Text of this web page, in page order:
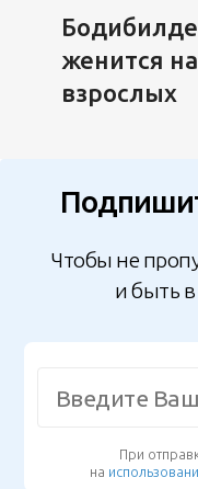
женится
взрослых
Чтобы не
и быть в
При
на